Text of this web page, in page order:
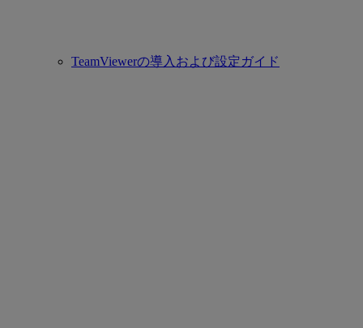
TeamViewerの導入および設定ガイド